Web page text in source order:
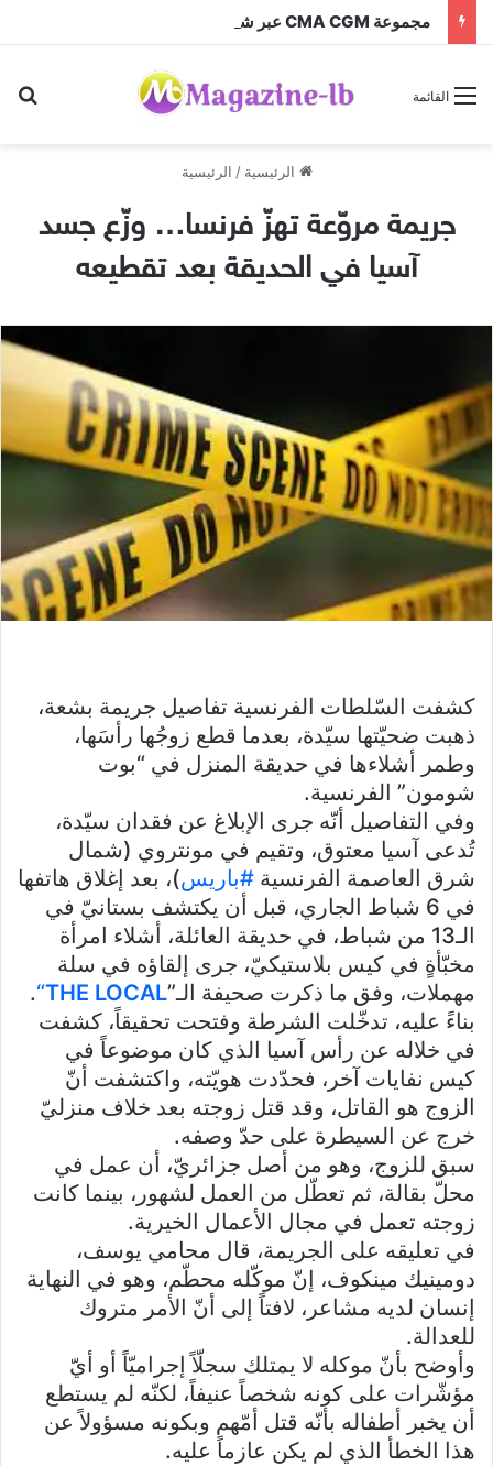
القائمة
الرئيسية / الرئيسية
جريمة مروّعة تهزّ فرنسا… وزّع جسد
آسيا في الحديقة بعد تقطيعه
كشفت السّلطات الفرنسية تفاصيل جريمة بشعة،
ذهبت ضحيّتها سيّدة، بعدما قطع زوجُها رأسَها،
وطمر أشلاءها في حديقة المنزل في “بوت
شومون” الفرنسية.
وفي التفاصيل أنّه جرى الإبلاغ عن فقدان سيّدة،
تُدعى آسيا معتوق، وتقيم في مونتروي (شمال
شرق العاصمة الفرنسية #باريس)، بعد إغلاق هاتفها
في 6 شباط الجاري، قبل أن يكتشف بستانيّ في
الـ13 من شباط، في حديقة العائلة، أشلاء امرأة
مخبّأةٍ في كيس بلاستيكيّ، جرى إلقاؤه في سلة
مهملات، وفق ما ذكرت صحيفة الـ”THE LOCAL
“
.
بناءً عليه، تدخّلت الشرطة وفتحت تحقيقاً، كشفت
في خلاله عن رأس آسيا الذي كان موضوعاً في
كيس نفايات آخر، فحدّدت هويّته، واكتشفت أنّ
الزوج هو القاتل، وقد قتل زوجته بعد خلاف منزليّ
خرج عن السيطرة على حدّ وصفه.
سبق للزوج، وهو من أصل جزائريّ، أن عمل في
محلّ بقالة، ثم تعطّل من العمل لشهور، بينما كانت
زوجته تعمل في مجال الأعمال الخيرية.
في تعليقه على الجريمة، قال محامي يوسف،
دومينيك مينكوف، إنّ موكّله محطّم، وهو في النهاية
إنسان لديه مشاعر، لافتاً إلى أنّ الأمر متروك
للعدالة.
وأوضح بأنّ موكله لا يمتلك سجلّاً إجراميّاً أو أيّ
مؤشّرات على كونه شخصاً عنيفاً، لكنّه لم يستطع
أن يخبر أطفاله بأنّه قتل أمّهم وبكونه مسؤولاً عن
هذا الخطأ الذي لم يكن عازماً عليه.